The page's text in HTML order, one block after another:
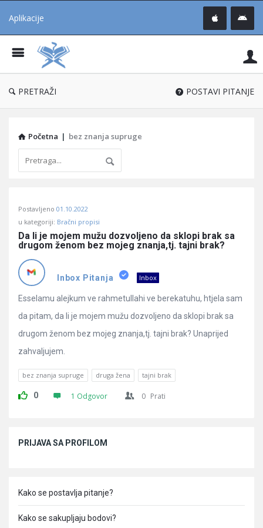
Aplikacije
®
PRETRAŽI POSTAVI PITANJE
Početna | bez znanja supruge
Učene
Latest
Pitanja
Postavljeno 01.10.2022
u kategoriji: Bračni propisi
Da li je mojem mužu dozvoljeno da sklopi brak sa
drugom ženom bez mojeg znanja,tj. tajni brak?
Inbox Pitanja Inbox
Esselamu alejkum ve rahmetullahi ve berekatuhu, htjela sam
da pitam, da li je mojem mužu dozvoljeno da sklopi brak sa
drugom ženom bez mojeg znanja,tj. tajni brak? Unaprijed
zahvaljujem.
bez znanja supruge druga žena tajni brak
0 1 Odgovor 0 Prati
PRIJAVA SA PROFILOM
Kako se postavlja pitanje?
Kako se sakupljaju bodovi?